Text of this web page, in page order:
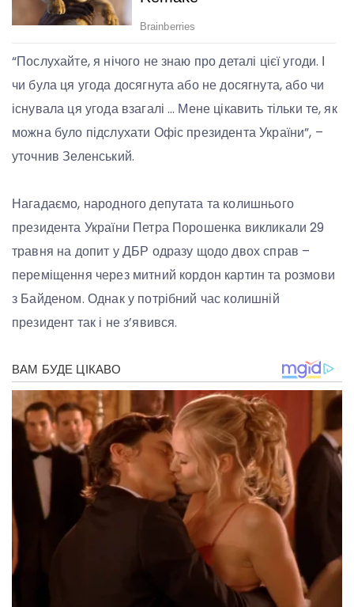
“Послухайте, я нічого не знаю про деталі цієї угоди. І
чи була ця угода досягнута або не досягнута, або чи
існувала ця угода взагалі … Мене цікавить тільки те, як
можна було підслухати Офіс президента України”, –
уточнив Зеленський.
Нагадаємо, народного депутата та колишнього
президента України Петра Порошенка викликали 29
травня на допит у ДБР одразу щодо двох справ –
переміщення через митний кордон картин та розмови
з Байденом. Однак у потрібний час колишній
президент так і не з’явився.